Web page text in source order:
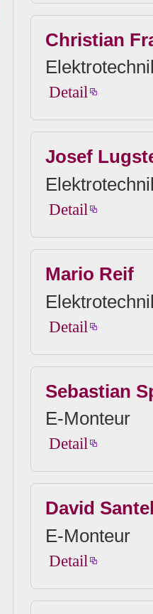
Christian
Detail
Josef
Detail
Mario Reif
Detail
Sebastian
E-Monteur
Detail
David
E-Monteur
Detail